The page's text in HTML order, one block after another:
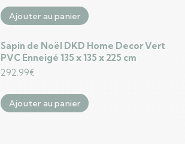
Ajouter au panier
Sapin de Noël DKD Home Decor Vert
PVC Enneigé 135 x 135 x 225 cm
292.99€
Ajouter au panier